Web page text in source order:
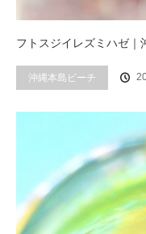
フトスジイレズミハゼ
沖縄本島ビーチ